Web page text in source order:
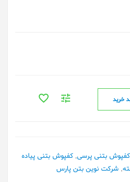
خرید
کفپوش بتنی پرسی, کفپوش بتنی پیاده
, شرکت نوین بتن پارس